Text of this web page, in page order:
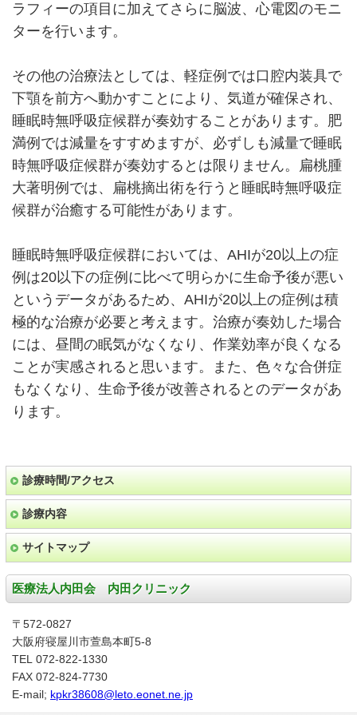
ラフィーの項目に加えてさらに脳波、心電図のモニ
ターを行います。
その他の治療法としては、軽症例では口腔内装具で
下顎を前方へ動かすことにより、気道が確保され、
睡眠時無呼吸症候群が奏効することがあります。肥
満例では減量をすすめますが、必ずしも減量で睡眠
時無呼吸症候群が奏効するとは限りません。扁桃腫
大著明例では、扁桃摘出術を行うと睡眠時無呼吸症
候群が治癒する可能性があります。
睡眠時無呼吸症候群においては、AHIが20以上の症
例は20以下の症例に比べて明らかに生命予後が悪い
というデータがあるため、AHIが20以上の症例は積
極的な治療が必要と考えます。治療が奏効した場合
には、昼間の眠気がなくなり、作業効率が良くなる
ことが実感されると思います。また、色々な合併症
もなくなり、生命予後が改善されるとのデータがあ
ります。
診療時間/アクセス
診療内容
サイトマップ
医療法人内田会 内田クリニック
〒572-0827
大阪府寝屋川市萱島本町5-8
TEL 072-822-1330
FAX 072-824-7730
E-mail; kpkr38608@leto.eonet.ne.jp